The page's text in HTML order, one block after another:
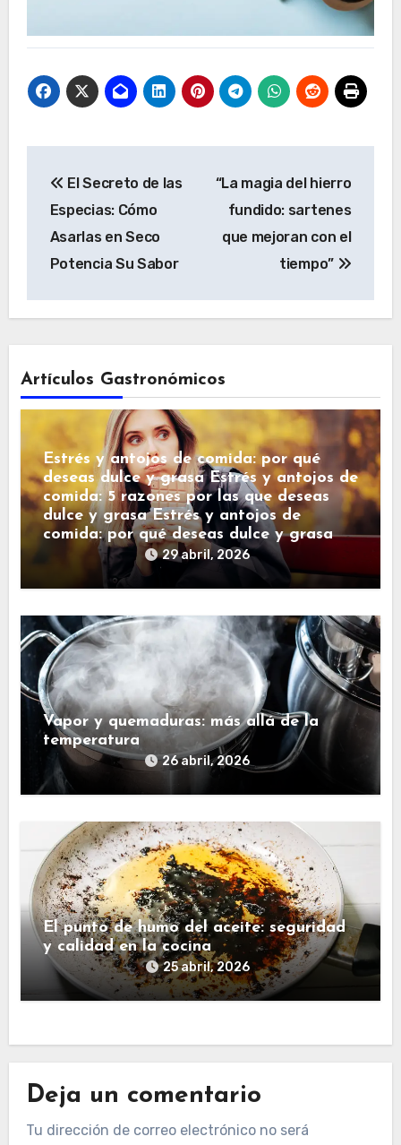
de
entradas
El Secreto de las
Especias: Cómo
Asarlas en Seco
Potencia Su Sabor
“La magia del hierro
fundido: sartenes
que mejoran con el
tiempo”
Artículos Gastronómicos
Estrés y antojos de comida: por qué
deseas dulce y grasa Estrés y antojos de
comida: 5 razones por las que deseas
dulce y grasa Estrés y antojos de
comida: por qué deseas dulce y grasa
29 abril, 2026
Vapor y quemaduras: más allá de la
temperatura
26 abril, 2026
El punto de humo del aceite: seguridad
y calidad en la cocina
25 abril, 2026
Deja un comentario
Tu dirección de correo electrónico no será